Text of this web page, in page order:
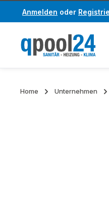
Hauptinhalt springen
Zur Suche springen
Anmelden oder
Home Unternehmen